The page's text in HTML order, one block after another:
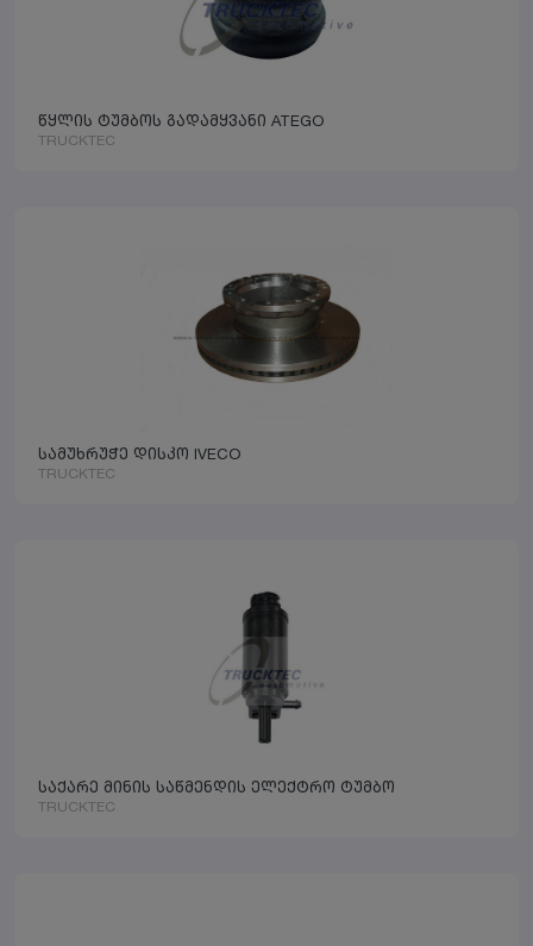
წყლის ტუმბოს გადამყვანი ATEGO
TRUCKTEC
სამუხრუჭე დისკო IVECO
TRUCKTEC
საქარე მინის საწმენდის ელექტრო ტუმბო
TRUCKTEC